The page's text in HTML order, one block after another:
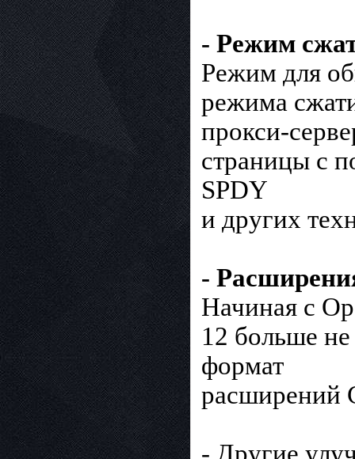
- Режим
Режим для
режима
прокси-
страницы с
SPDY
и других
-
Начиная с
12 больше
формат
расширений
- Другие